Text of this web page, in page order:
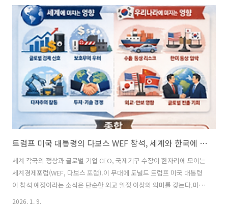
는 두바이를 대표하는 대형 문화 테마파크로,매년 가을부터 봄까지 운영
됩니다.전 세계 90여 개국 문화관 운영전통 공연, 콘서트, 퍼레이드글로
벌 음식 & 쇼핑가족·관광객 대상 엔터테인먼트의 집약체이 가운데 드론
쇼는 Global Village의 야간 하이라이트 이벤트로 꼽힙니다.Global
Village 드론쇼 개요✔ 수천 대 드론이 ..
트럼프 미국 대통령의 다보스 WEF 참석, 세계와 한국에 미치는 영향은?
세계 각국의 정상과 글로벌 기업 CEO, 국제기구 수장이 한자리에 모이는
세계경제포럼(WEF, 다보스 포럼).이 무대에 도널드 트럼프 미국 대통령
이 참석 예정이라는 소식은 단순한 외교 일정 이상의 의미를 갖는다.미국
대통령의 메시지는 곧 세계 경제의 방향성이 되고, 이는 금융시장·무역·
2026. 1. 9.